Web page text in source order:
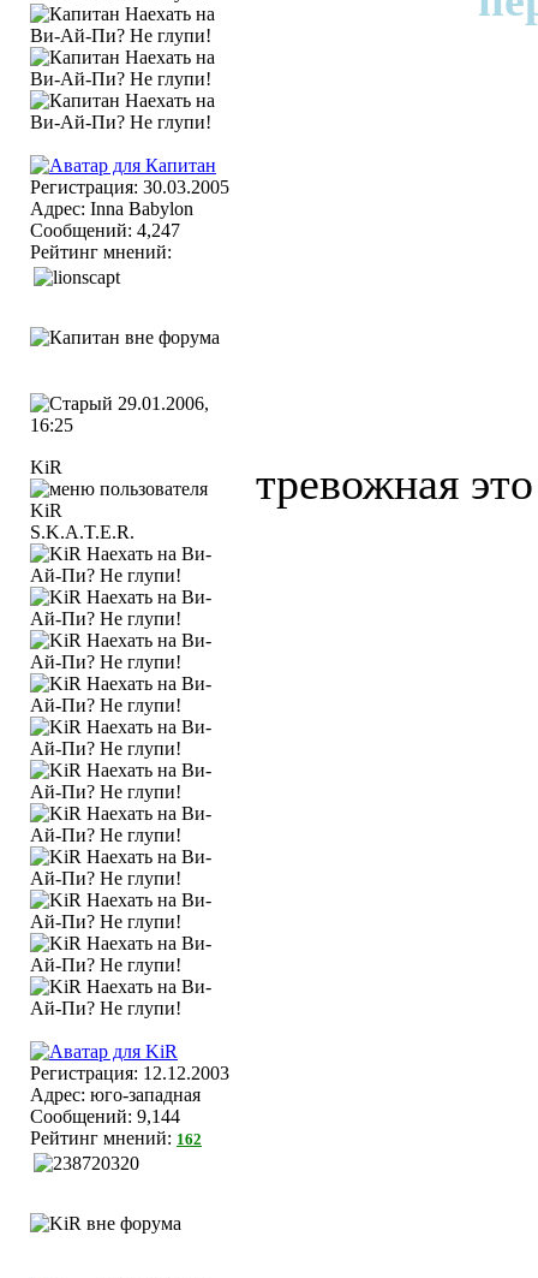
Регистрация: 30.03.2005
Адрес: Inna Babylon
Сообщений: 4,247
Рейтинг мнений:
29.01.2006,
16:25
KiR
S.K.A.T.E.R.
Регистрация: 12.12.2003
Адрес: юго-западная
Сообщений: 9,144
Рейтинг мнений: 162
тревожная